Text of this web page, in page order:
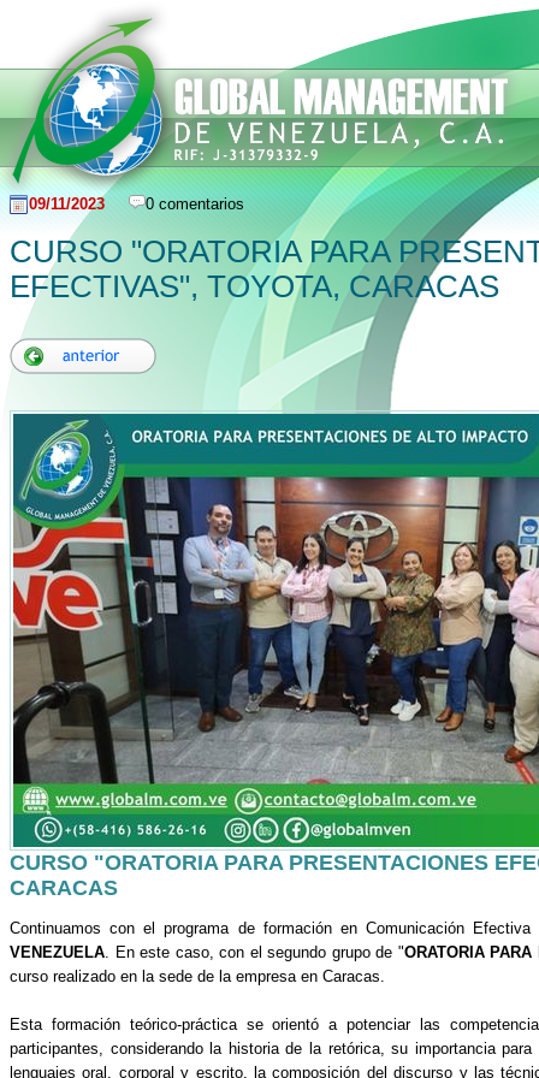
09/11/2023 0 comentarios
CURSO "ORATORIA PARA
EFECTIVAS", TOYOTA, CARACAS
CURSO "ORATORIA PARA PRESENTACIONES
CARACAS
Continuamos con el programa de formación en Comunicación
VENEZUELA . En este caso, con el segundo grupo de "ORATORIA
curso realizado en la sede de la empresa en Caracas.
Esta formación teórico-práctica se orientó a potenciar las
participantes, considerando la historia de la retórica, su importancia
lenguajes oral, corporal y escrito, la composición del discurso y las